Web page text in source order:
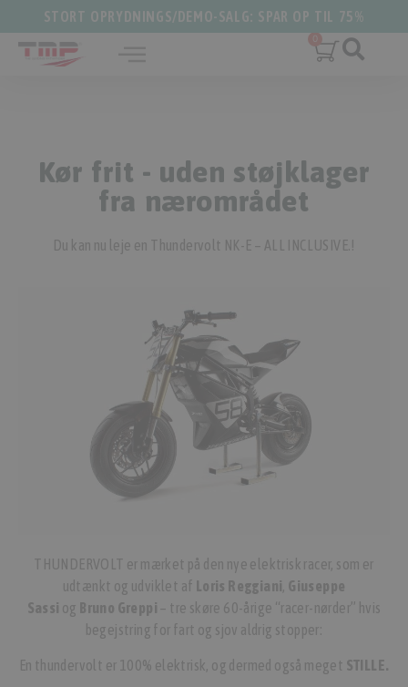
STORT OPRYDNINGS/DEMO-SALG: SPAR OP TIL 75%
Kør frit - uden støjklager
fra nærområdet
Du kan nu leje en Thundervolt NK-E – ALL INCLUSIVE.!
THUNDERVOLT er mærket på den nye elektrisk racer, som er
udtænkt og udviklet af Loris Reggiani, Giuseppe
Sassi og Bruno Greppi – tre skøre 60-årige “racer-nørder” hvis
begejstring for fart og sjov aldrig stopper:
En thundervolt er 100% elektrisk, og dermed også meget STILLE.